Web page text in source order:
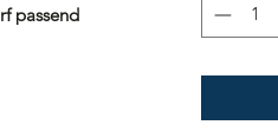
passend